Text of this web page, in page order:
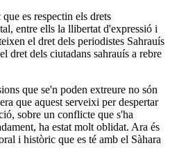
es respectin els drets
entre ells la llibertat d'expressió i
el dret dels periodistes Sahrauís
dret dels ciutadans sahrauís a rebre
que se'n poden extreure no són
que aquest serveixi per despertar
sobre un conflicte que s'ha
ha estat molt oblidat. Ara és
i històric que es té amb el Sàhara